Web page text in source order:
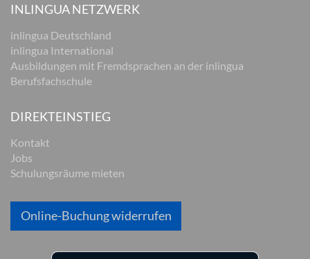
INLINGUA NETZWERK
inlingua Deutschland
inlingua International
Ausbildungen mit Fremdsprachen an der inlingua
Berufsfachschule
DIREKTEINSTIEG
Kontakt
Jobs
Schulungsräume mieten
Online-Buchung widerrufen